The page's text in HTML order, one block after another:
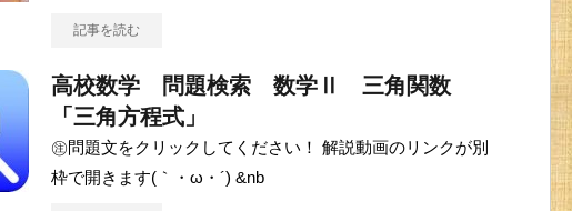
記事を読む
高校数学 問題検索 数学Ⅱ 三角関数
「三角方程式」
㊟問題文をクリックしてください！ 解説動画のリンクが別
枠で開きます(｀・ω・´) &nb